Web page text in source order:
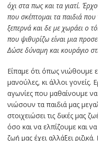
όχι στα πως και τα γιατί.
που σκέπτομαι τα παιδιά
ξεπερνά και δε με χωράει ο
που ψιθυρίζω είναι μια
Δώσε δύναμη και κουράγιο
Είπαμε ότι όπως νιώθουμε
μανούλες, κι άλλοι γονείς.
αγωνίες που μαθαίνουμε
νιώσουν τα παιδιά μας
στοιχειώσει τις δικές μας
όσο και να ελπίζουμε και
ζωή μας έχει αλλάξει